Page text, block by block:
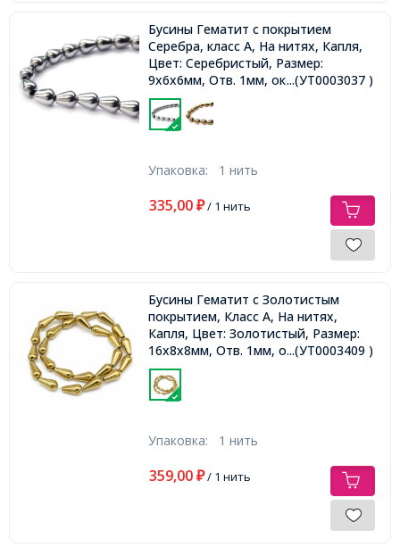
Бусины Гематит с покрытием
Серебра, класс А, На нитях, Капля,
Цвет: Серебристый, Размер:
9х6х6мм, Отв. 1мм, около
44шт/40см/нить,
...(УТ0003037 )
Упаковка: 1 нить
335,00 ₽/ 1 нить
Бусины Гематит с Золотистым
покрытием, Класс А, На нитях,
Капля, Цвет: Золотистый, Размер:
16х8х8мм, Отв. 1мм, около
25шт/40см/нить,
...(УТ0003409 )
Упаковка: 1 нить
359,00 ₽/ 1 нить